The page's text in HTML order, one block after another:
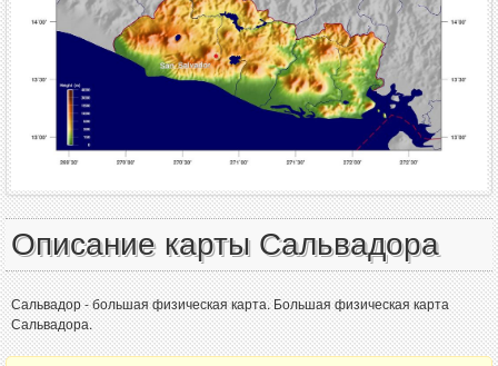
Описание карты Сальвадора
Сальвадор - большая физическая карта. Большая физическая карта
Сальвадора.